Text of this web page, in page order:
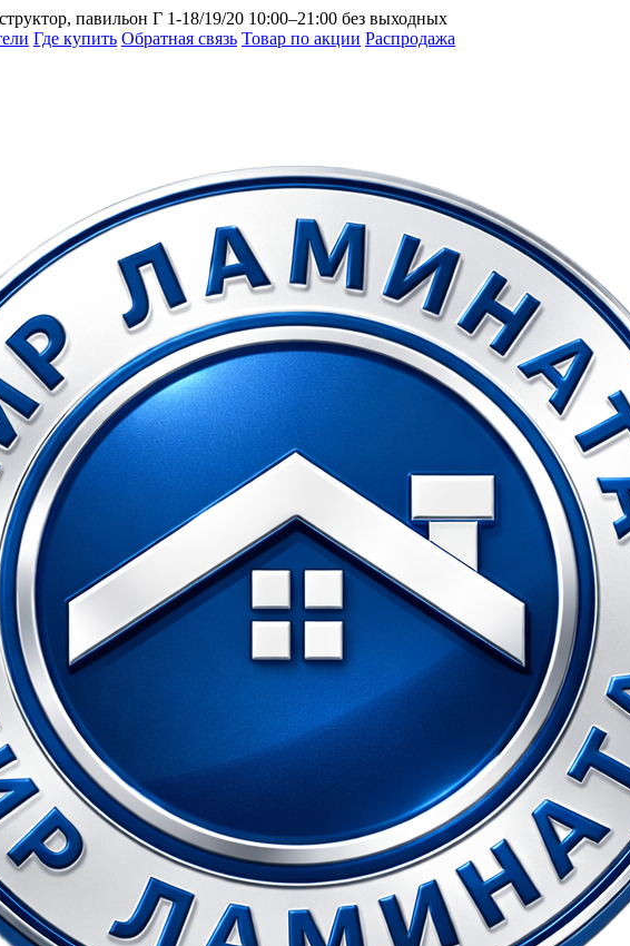
павильон Г 1-18/19/20 10:00–21:00 без выходных
Где купить Обратная связь Товар по акции Распродажа